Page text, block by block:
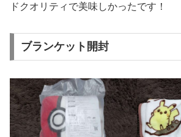
ドクオリティで美味しかったです！
ブランケット開封